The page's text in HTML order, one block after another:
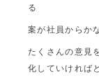
る
案が社員からか
たくさんの意見
化していければ